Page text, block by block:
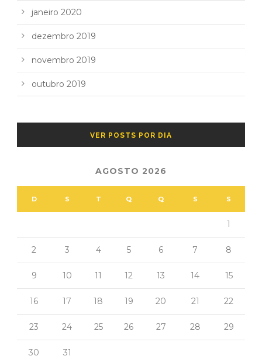
janeiro 2020
dezembro 2019
novembro 2019
outubro 2019
VER POSTS POR DIA
AGOSTO 2026
D S T Q Q S S
1
2 3 4 5 6 7 8
9 10 11 12 13 14 15
16 17 18 19 20 21 22
23 24 25 26 27 28 29
30 31